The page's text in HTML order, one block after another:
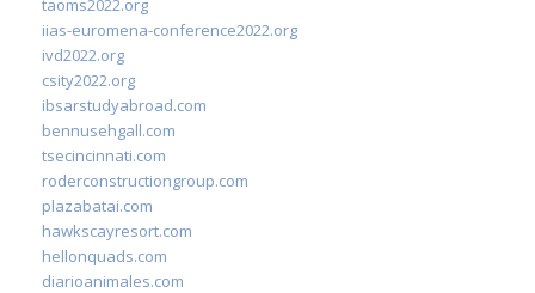
iias-euromena-conference2022.org
ivd2022.org
csity2022.org
ibsarstudyabroad.com
bennusehgall.com
tsecincinnati.com
roderconstructiongroup.com
plazabatai.com
hawkscayresort.com
hellonquads.com
diarioanimales.com